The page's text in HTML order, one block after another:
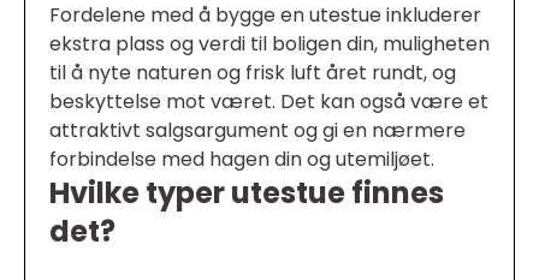
Fordelene med å bygge en utestue inkluderer
ekstra plass og verdi til boligen din, muligheten
til å nyte naturen og frisk luft året rundt, og
beskyttelse mot været. Det kan også være et
attraktivt salgsargument og gi en nærmere
forbindelse med hagen din og utemiljøet.
Hvilke typer utestue finnes
det?